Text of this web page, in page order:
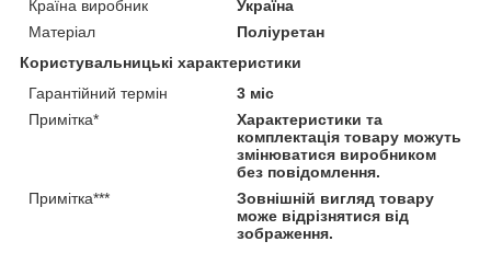
Країна виробник
Україна
Матеріал
Поліуретан
Користувальницькі характеристики
Гарантійний термін
3 міс
Примітка*
Характеристики та
комплектація товару можуть
змінюватися виробником
без повідомлення.
Примітка***
Зовнішній вигляд товару
може відрізнятися від
зображення.